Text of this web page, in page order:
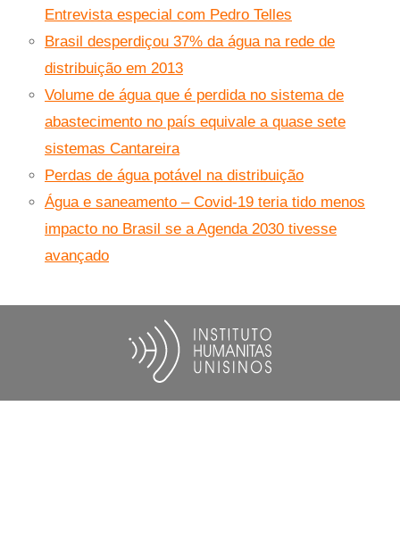
Entrevista especial com Pedro Telles
Brasil desperdiçou 37% da água na rede de
distribuição em 2013
Volume de água que é perdida no sistema de
abastecimento no país equivale a quase sete
sistemas Cantareira
Perdas de água potável na distribuição
Água e saneamento – Covid-19 teria tido menos
impacto no Brasil se a Agenda 2030 tivesse
avançado